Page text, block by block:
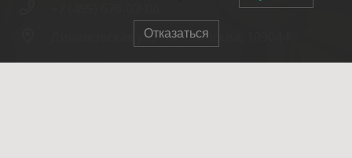
Динамовская ул., 10к1, Москва, 109044
Отказаться